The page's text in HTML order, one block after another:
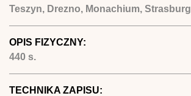
Teszyn, Drezno, Monachium, Strasburg
OPIS FIZYCZNY:
440 s.
TECHNIKA ZAPISU: